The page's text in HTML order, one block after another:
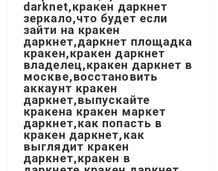
darknet,кракен даркнет
зеркало,что будет если
зайти на кракен
даркнет,даркнет площадка
кракен,кракен даркнет
владелец,кракен даркнет в
москве,восстановить
аккаунт кракен
даркнет,выпускайте
кракена кракен маркет
даркнет,как попасть в
кракен даркнет,как
выглядит кракен
даркнет,кракен в